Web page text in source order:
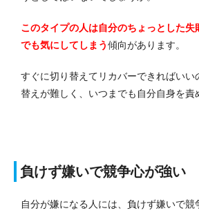
このタイプの人は自分のちょっとした失
でも気にしてしまう傾向があります。
すぐに切り替えてリカバーできればいい
替えが難しく、いつまでも自分自身を責
負けず嫌いで競争心が強い
自分が嫌になる人には、負けず嫌いで競